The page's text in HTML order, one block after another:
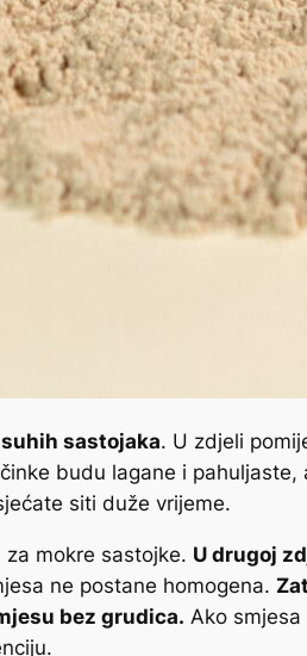
sastojaka. U zdjeli
budu lagane i
siti duže vrijeme.
mokre sastojke. U drugoj
ne postane homogena.
bez grudica. Ako